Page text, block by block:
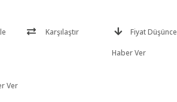
Karşılaştır Fiyat Düşünce
Haber Ver
Ver